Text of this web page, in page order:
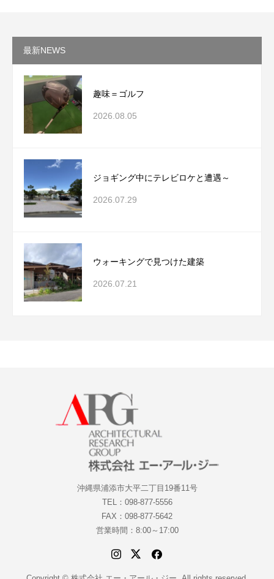
最新NEWS
趣味＝ゴルフ
2026.08.05
ジョギング中にテレビロケと遭遇～
2026.07.29
ウォーキングで見つけた建築
2026.07.21
沖縄県浦添市大平二丁目19番11号
TEL：098-877-5556
FAX：098-877-5642
営業時間：8:00～17:00